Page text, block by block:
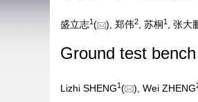
盛立志1( ), 郑伟2, 苏桐1 , 张大
Ground test
Lizhi SHENG1( ), Wei ZHENG